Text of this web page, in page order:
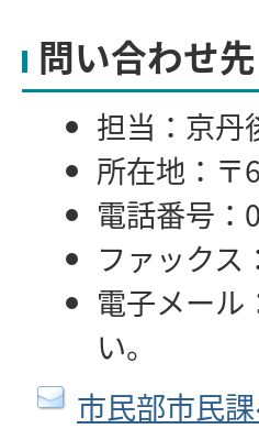
問い合わせ先
担当：京丹
所在地：〒
電話番号：
ファックス
電子メール
い。
市民部市民